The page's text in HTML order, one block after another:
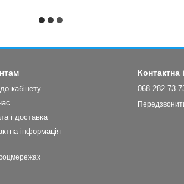
кабінету
і доставка
інформація
Контактна
068 282-73-